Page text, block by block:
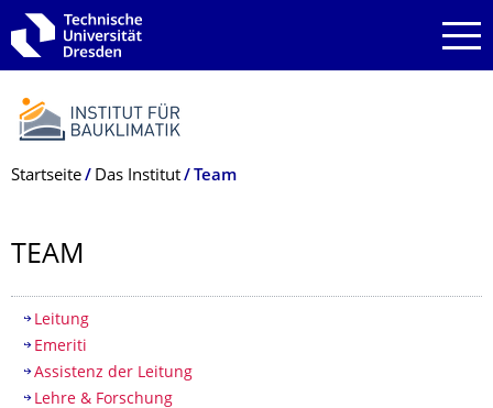
Zur Hauptnavigation springen
Zur Suche springen
Zum Inhalt springen
Breadcrumb-Menü
Startseite Das Institut Team
TEAM
Inhaltsverzeichnis
Leitung
Emeriti
Assistenz der Leitung
Lehre & Forschung